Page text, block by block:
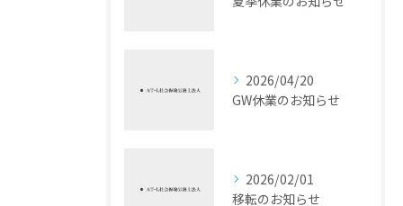
2026/04/20
GW休業のお知らせ
2026/02/01
移転のお知らせ